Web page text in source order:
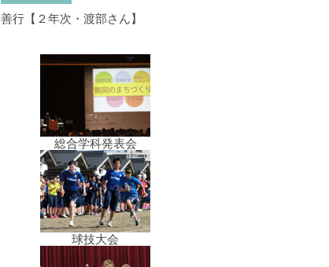
善行【２年次・渡部さん】
総合学科発表会
球技大会